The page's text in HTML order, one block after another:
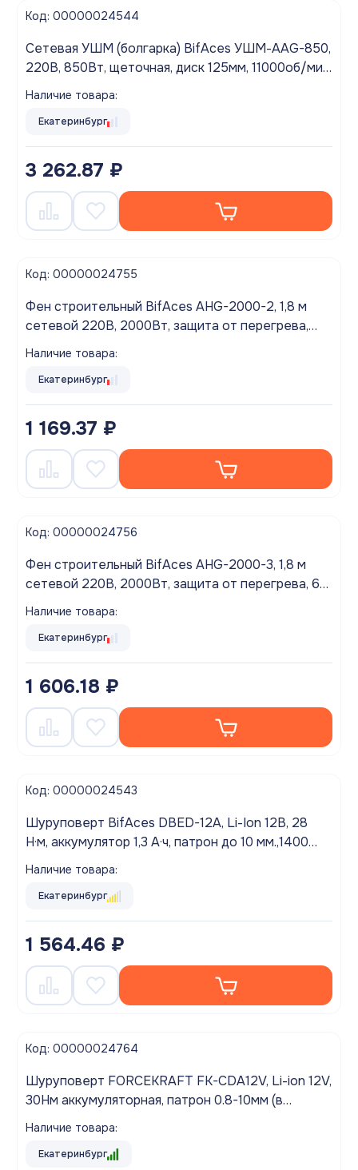
Код: 00000024544
Сетевая УШМ (болгарка) BifAces УШМ-AAG-850,
220В, 850Вт, щеточная, диск 125мм, 11000об/мин,
кабель 2,0 м.
Наличие товара:
Екатеринбург
3 262.87 ₽
Код: 00000024755
Фен строительный BifAces AHG-2000-2, 1,8 м
сетевой 220В, 2000Вт, защита от перегрева,
350 и 600°С, 300 и 500 л/мин
Наличие товара:
Екатеринбург
1 169.37 ₽
Код: 00000024756
Фен строительный BifAces AHG-2000-3, 1,8 м
сетевой 220В, 2000Вт, защита от перегрева, 60,
350 и 600°С, 500л/мин, 300 и 500 л/мин
Наличие товара:
Екатеринбург
1 606.18 ₽
Код: 00000024543
Шуруповерт BifAces DBED-12A, Li-Ion 12В, 28
Н·м, аккумулятор 1,3 А·ч, патрон до 10 мм.,1400
об/мин
Наличие товара:
Екатеринбург
1 564.46 ₽
Код: 00000024764
Шуруповерт FORCEKRAFT FK-CDA12V, Li-ion 12V,
30Нм аккумуляторная, патрон 0.8-10мм (в
коробке)
Наличие товара:
Екатеринбург